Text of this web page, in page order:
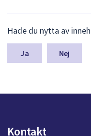
ä
m
a
n
Hade du nytta av
Nej
Kontakt